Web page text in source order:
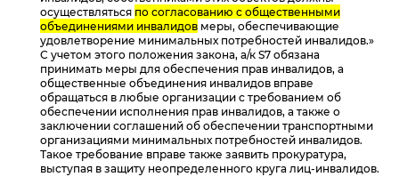
осуществляться по согласованию с общественными
объединениями инвалидов меры, обеспечивающие
удовлетворение минимальных потребностей инвалидов.»
С учетом этого положения закона, а/к S7 обязана
принимать меры для обеспечения прав инвалидов, а
общественные объединения инвалидов вправе
обращаться в любые организации с требованием об
обеспечении исполнения прав инвалидов, а также о
заключении соглашений об обеспечении транспортными
организациями минимальных потребностей инвалидов.
Такое требование вправе также заявить прокуратура,
выступая в защиту неопределенного круга лиц-инвалидов.